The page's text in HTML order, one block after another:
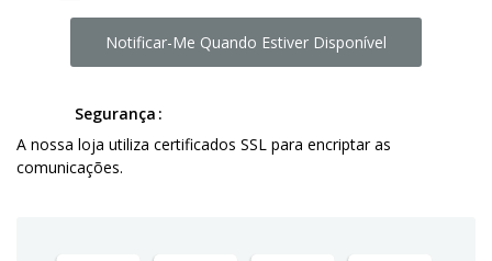
Notificar-Me Quando Estiver Disponível
Segurança
A nossa loja utiliza certificados SSL para encriptar as
comunicações.